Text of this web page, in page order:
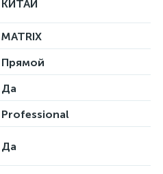
КИТАЙ
MATRIX
Прямой
Да
Professional
Да